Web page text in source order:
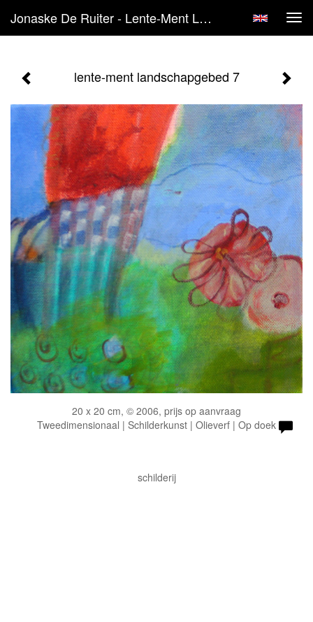
Jonaske De Ruiter - Lente-Ment Landschapgebed 7
lente-ment landschapgebed 7
20 x 20 cm, © 2006, prijs op aanvraag
Tweedimensionaal | Schilderkunst | Olieverf | Op doek
schilderij